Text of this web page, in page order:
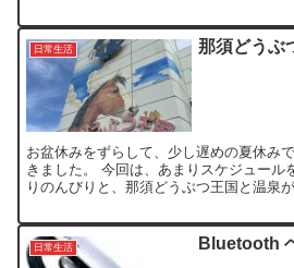
日常生活 那須どうぶ
お盆休みをずらして、少し遅めの夏休み
きました。 今回は、あまりスケジュール
りのんびりと、那須どうぶつ王国と温泉
日常生活 Bluetooth